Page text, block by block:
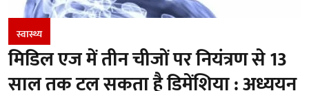
स्वास्थ्य
मिडिल एज में तीन चीजों पर नियंत्रण से 13
साल तक टल सकता है डिमेंशिया : अध्ययन